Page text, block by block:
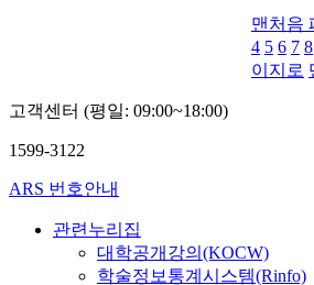
맨처음
4 5 6 7 8
이지로
고객센터 (평일: 09:00~18:00)
1599-3122
ARS 번호안내
관련누리집
대학공개강의(KOCW)
학술정보통계시스템(Rinfo)